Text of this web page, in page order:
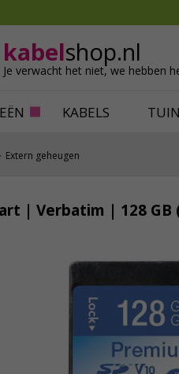
kabelshop.nl
Je verwacht het niet, we hebben
KABELS
Ventilatie
Extern geheugen
| Verbatim | 128 GB